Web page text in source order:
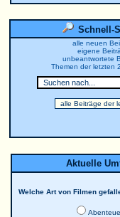
Schnell-
alle neuen
eigene
unbeantwortete
Themen der letzten
Aktuelle
Welche Art von Filmen